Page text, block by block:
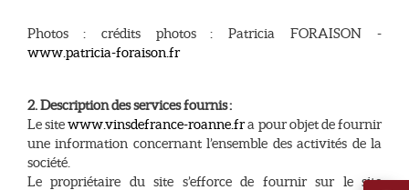
Photos : crédits photos : Patricia FORAISON -
www.patricia-foraison.fr
2. Description des services fournis :
Le sitewww.vinsdefrance-roanne.fra pour objet de fournir
une information concernant l’ensemble des activités de la
société.
Le propriétaire du site s’efforce de fournir sur le site